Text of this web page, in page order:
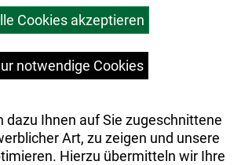
Cookies akzeptieren
notwendige Cookies
dazu Ihnen auf Sie zugeschnittene
Art, zu zeigen und unsere
Hierzu übermitteln wir Ihre